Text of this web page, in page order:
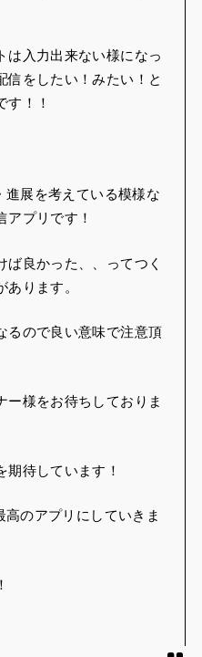
は入力出来ない様になっ
信をしたい！みたい！と
す！！
進展を考えている模様な
アプリです！
良かった、、ってつく
ります。
るので良い意味で注意頂
ー様をお待ちしておりま
期待しています！
のアプリにしていきま